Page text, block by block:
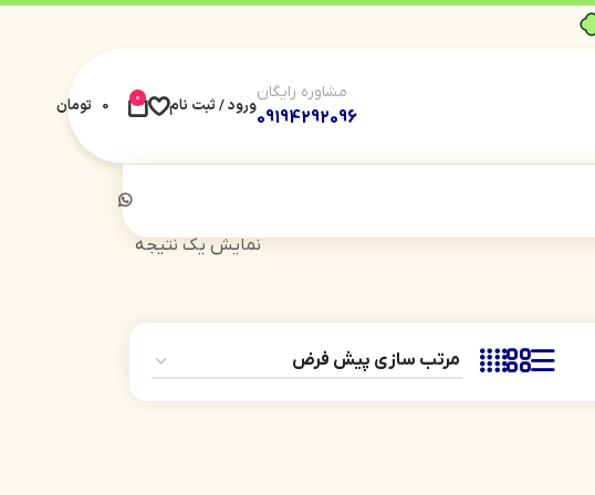
مشاوره رایگان
09194292096
ورود / ثبت نام 0
0 تومان
نمایش یک نتیجه